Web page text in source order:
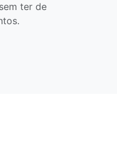
ter de